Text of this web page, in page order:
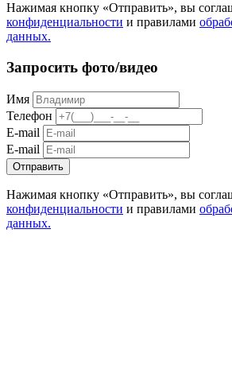
Нажимая кнопку «Отправить», вы
конфиденциальности и правилами
данных.
Запросить фото/видео
Имя
Телефон
E-mail
E-mail
Отправить
Нажимая кнопку «Отправить», вы
конфиденциальности и правилами
данных.